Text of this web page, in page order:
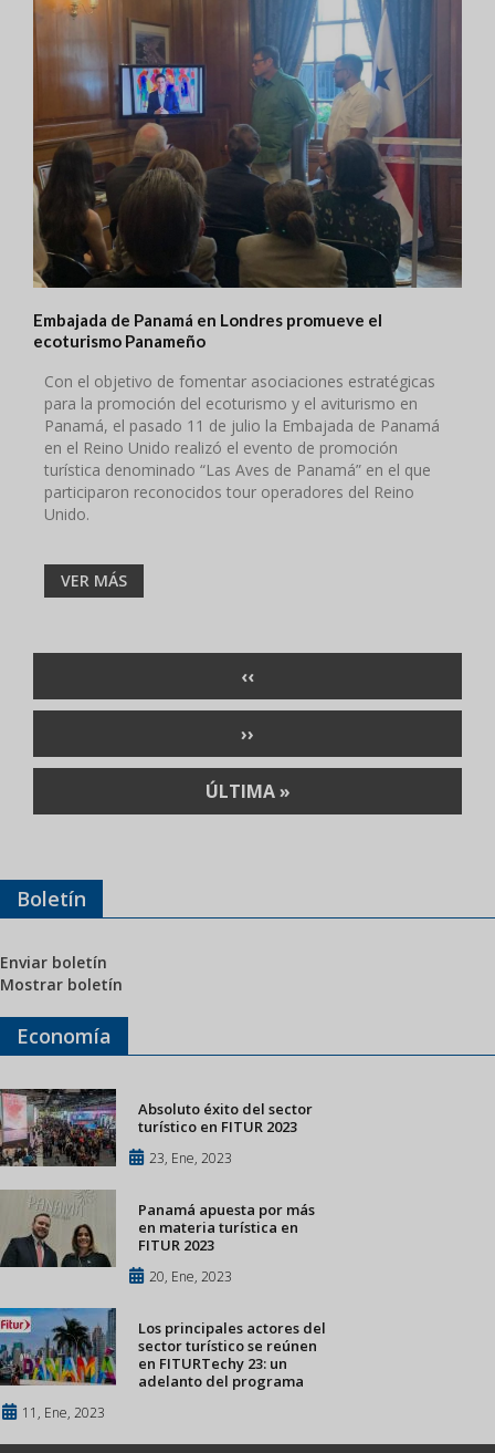
Embajada de Panamá en Londres promueve el
ecoturismo Panameño
Con el objetivo de fomentar asociaciones estratégicas
para la promoción del ecoturismo y el aviturismo en
Panamá, el pasado 11 de julio la Embajada de Panamá
en el Reino Unido realizó el evento de promoción
turística denominado “Las Aves de Panamá” en el que
participaron reconocidos tour operadores del Reino
Unido.
VER MÁS
PÁGINA
ANTERIOR
‹‹
SIGUIENTE
PÁGINA
››
ÚLTIMA
PÁGINA
ÚLTIMA »
Boletín
Enviar boletín
Mostrar boletín
Economía
Absoluto éxito del sector
turístico en FITUR 2023
23, Ene, 2023
Panamá apuesta por más
en materia turística en
FITUR 2023
20, Ene, 2023
Los principales actores del
sector turístico se reúnen
en FITURTechy 23: un
adelanto del programa
11, Ene, 2023